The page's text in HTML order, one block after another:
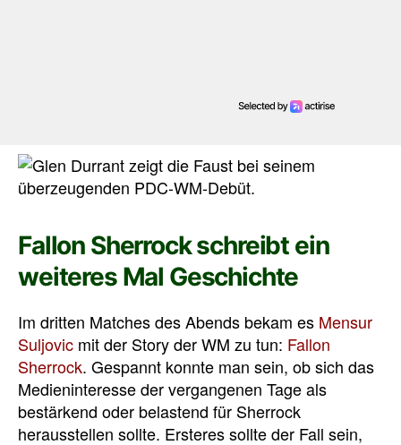
Fallon Sherrock schreibt ein
weiteres Mal Geschichte
Im dritten Matches des Abends bekam es Mensur
Suljovic mit der Story der WM zu tun: Fallon
Sherrock. Gespannt konnte man sein, ob sich das
Medieninteresse der vergangenen Tage als
bestärkend oder belastend für Sherrock
herausstellen sollte. Ersteres sollte der Fall sein,